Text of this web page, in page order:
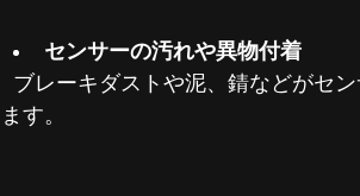
センサーの汚れや異物付着
ます。